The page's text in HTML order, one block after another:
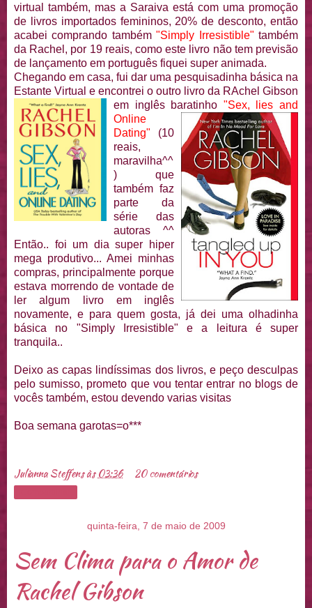
virtual também, mas a Saraiva está com uma promoção
de livros importados femininos, 20% de desconto, então
acabei comprando também"Simply Irresistible" também
da Rachel, por 19 reais, como este livro não tem previsão
de lançamento em português fiquei super animada.
Chegando em casa, fui dar uma pesquisadinha básica na
Estante Virtual e encontrei o outro livro da RAchel Gibson
em inglês baratinho "Sex, lies and
Online
Dating" (10
reais,
maravilha^^
) que
também faz
parte da
série das
autoras ^^
Então.. foi um dia super hiper
mega produtivo... Amei minhas
compras, principalmente porque
estava morrendo de vontade de
ler algum livro em inglês
novamente, e para quem gosta, já dei uma olhadinha
básica no "Simply Irresistible" e a leitura é super
tranquila..
Deixo as capas lindíssimas dos livros, e peço desculpas
pelo sumisso, prometo que vou tentar entrar no blogs de
vocês também, estou devendo varias visitas
Boa semana garotas=o***
Julianna Steffensàs03:36 20 comentários
quinta-feira, 7 de maio de 2009
Sem Clima para o Amor de
Rachel Gibson